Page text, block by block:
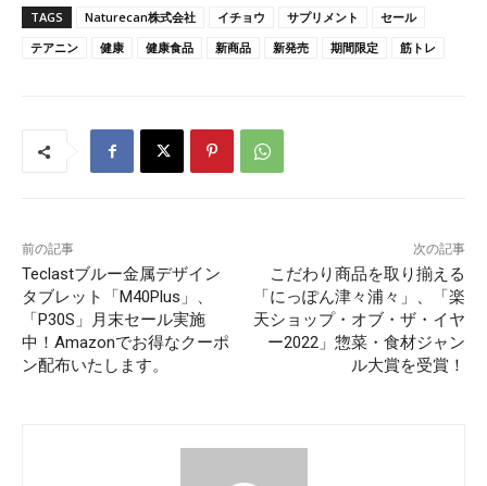
TAGS Naturecan株式会社 イチョウ サプリメント
セール
テアニン
健康 健康食品 新商品 新発売 期間限定 筋トレ
前の記事
Teclastブルー金属デザイン
タブレット「M40Plus」、
「P30S」月末セール実施
中！Amazonでお得なクーポ
ン配布いたします。
次の記事
こだわり商品を取り揃える
「にっぽん津々浦々」、「楽
天ショップ・オブ・ザ・イヤ
ー2022」惣菜・食材ジャン
ル大賞を受賞！